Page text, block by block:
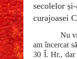
secolelor
curajoasei
Nu
am încercat
30 Î. Hr., dar